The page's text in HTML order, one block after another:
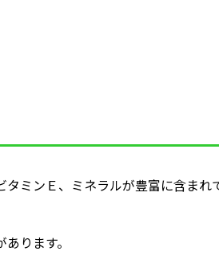
ミンＥ、ミネラルが豊富に含まれ
ります。